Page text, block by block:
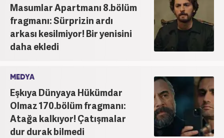
Masumlar Apartmanı 8.bölüm
fragmanı: Sürprizin ardı
arkası kesilmiyor! Bir yenisini
daha ekledi
MEDYA
Eşkıya Dünyaya Hükümdar
Olmaz 170.bölüm fragmanı:
Atağa kalkıyor! Çatışmalar
dur durak bilmedi